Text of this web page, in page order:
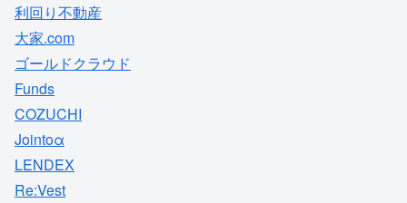
利回り不動産
大家.com
ゴールドクラウド
Funds
COZUCHI
Jointoα
LENDEX
Re:Vest